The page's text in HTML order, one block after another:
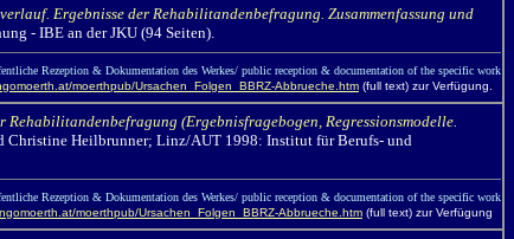
Ergebnisse der Rehabilitandenbefragung. Zusammenfassung und
- IBE an der JKU (94 Seiten).
Rezeption & Dokumentation des Werkes/ public reception & documentation of the specific work
moerthpub/Ursachen_Folgen_BBRZ-Abbrueche.htm (full text) zur Verfügung.
Rehabilitandenbefragung (Ergebnisfragebogen, Regressionsmodelle.
Christine Heilbrunner; Linz/AUT 1998: Institut für Berufs- und
Rezeption & Dokumentation des Werkes/ public reception & documentation of the specific work
moerthpub/Ursachen_Folgen_BBRZ-Abbrueche.htm (full text) zur Verfügung